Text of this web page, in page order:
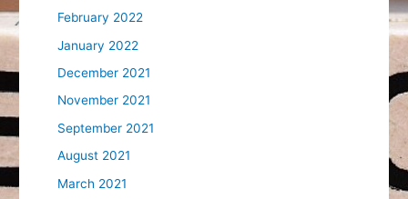
February 2022
January 2022
December 2021
November 2021
September 2021
August 2021
March 2021